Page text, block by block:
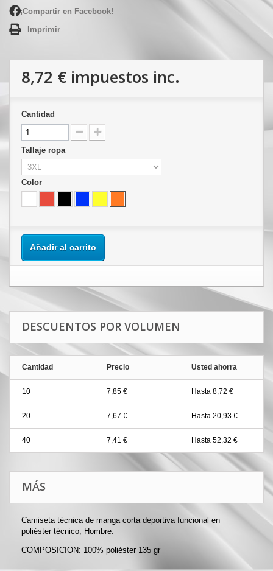
¡Compartir en Facebook!
Imprimir
8,72 € impuestos inc.
Cantidad
Tallaje ropa
Color
Añadir al carrito
DESCUENTOS POR VOLUMEN
Cantidad Precio Usted ahorra
10 7,85 € Hasta 8,72 €
20 7,67 € Hasta 20,93 €
40 7,41 € Hasta 52,32 €
MÁS
Camiseta técnica de manga corta deportiva funcional en
poliéster técnico, Hombre.
COMPOSICION: 100% poliéster 135 gr